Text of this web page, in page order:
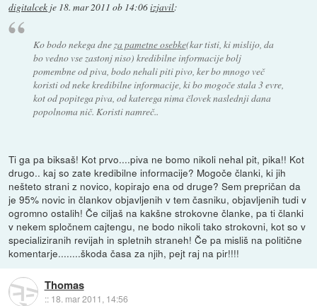
digitalcek je 18. mar 2011 ob 14:06izjavil:
Ko bodo nekega dne za pametne osebke(kar tisti, ki mislijo, da
bo vedno vse zastonj niso) kredibilne informacije bolj
pomembne od piva, bodo nehali piti pivo, ker bo mnogo več
koristi od neke kredibilne informacije, ki bo mogoče stala 3 evre,
kot od popitega piva, od katerega nima človek naslednji dana
popolnoma nič. Koristi namreč..
Ti ga pa biksaš! Kot prvo....piva ne bomo nikoli nehal pit, pika!! Kot
drugo.. kaj so zate kredibilne informacije? Mogoče članki, ki jih
nešteto strani z novico, kopirajo ena od druge? Sem prepričan da
je 95% novic in člankov objavljenih v tem časniku, objavljenih tudi v
ogromno ostalih! Če ciljaš na kakšne strokovne članke, pa ti članki
v nekem spločnem cajtengu, ne bodo nikoli tako strokovni, kot so v
specializiranih revijah in spletnih straneh! Če pa misliš na politične
komentarje........škoda časa za njih, pejt raj na pir!!!!
Thomas
:: 18. mar 2011, 14:56